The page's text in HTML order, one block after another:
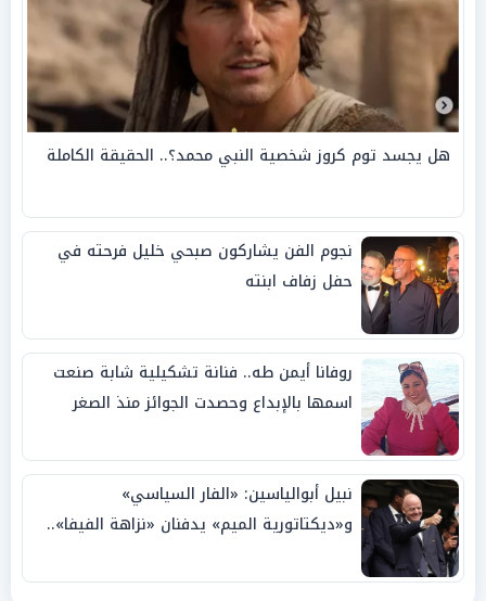
هل يجسد توم كروز شخصية النبي محمد؟.. الحقيقة الكاملة
نجوم الفن يشاركون صبحي خليل فرحته في
حفل زفاف ابنته
روفانا أيمن طه.. فنانة تشكيلية شابة صنعت
اسمها بالإبداع وحصدت الجوائز منذ الصغر
نبيل أبوالياسين: «الفار السياسي»
و«ديكتاتورية الميم» يدفنان «نزاهة الفيفا»..